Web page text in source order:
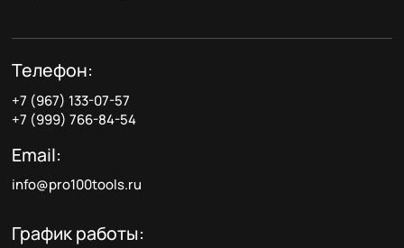
Телефон:
+7 (967) 133-07-57
+7 (999) 766-84-54
Email:
info@pro100tools.ru
График работы: